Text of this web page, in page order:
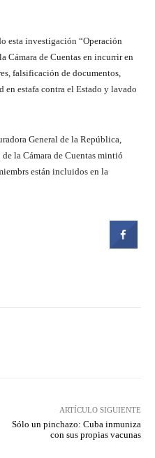
esta investigación “Operación
Cámara de Cuentas en incurrir en
falsificación de documentos,
estafa contra el Estado y lavado
General de la República,
la Cámara de Cuentas mintió
están incluidos en la
ARTÍCULO SIGUIENTE
Sólo un pinchazo: Cuba inmuniza
con sus propias vacunas